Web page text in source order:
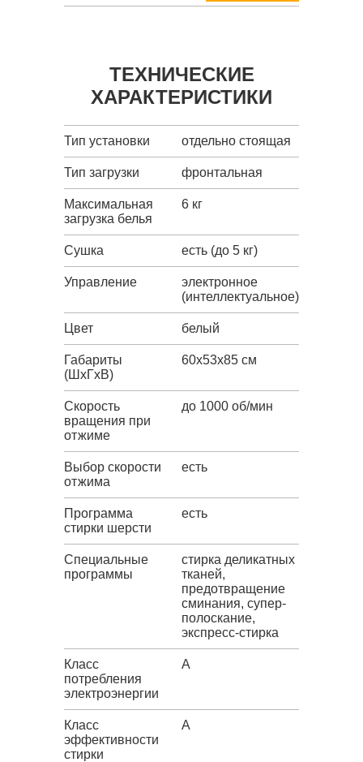
ТЕХНИЧЕСКИЕ
ХАРАКТЕРИСТИКИ
Тип установки отдельно стоящая
Тип загрузки фронтальная
Максимальная
загрузка белья
6 кг
Сушка есть (до 5 кг)
Управление
электронное
(интеллектуальное)
Цвет белый
Габариты
(ШxГxВ)
60x53x85 см
Скорость
вращения при
отжиме
до 1000 об/мин
Выбор скорости
отжима
есть
Программа
стирки шерсти
есть
Специальные
программы
стирка деликатных
тканей,
предотвращение
сминания, супер-
полоскание,
экспресс-стирка
Класс
потребления
электроэнергии
A
Класс
эффективности
стирки
A